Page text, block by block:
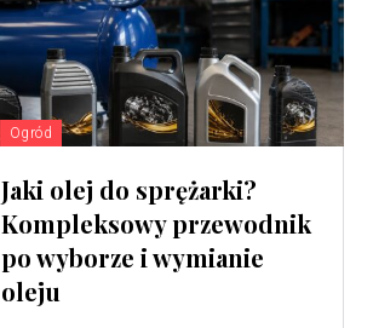
Ogród
Jaki olej do sprężarki?
Kompleksowy przewodnik
po wyborze i wymianie
oleju